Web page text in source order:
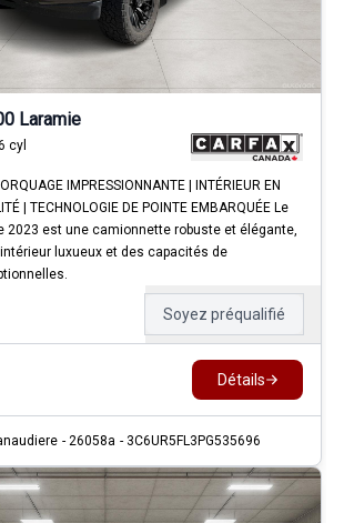
Laramie
cyl
IMPRESSIONNANTE | INTÉRIEUR EN
| TECHNOLOGIE DE POINTE EMBARQUÉE Le
2023 est une camionnette robuste et élégante,
luxueux et des capacités de
Soyez préqualifié
Détails
- 26058a - 3C6UR5FL3PG535696